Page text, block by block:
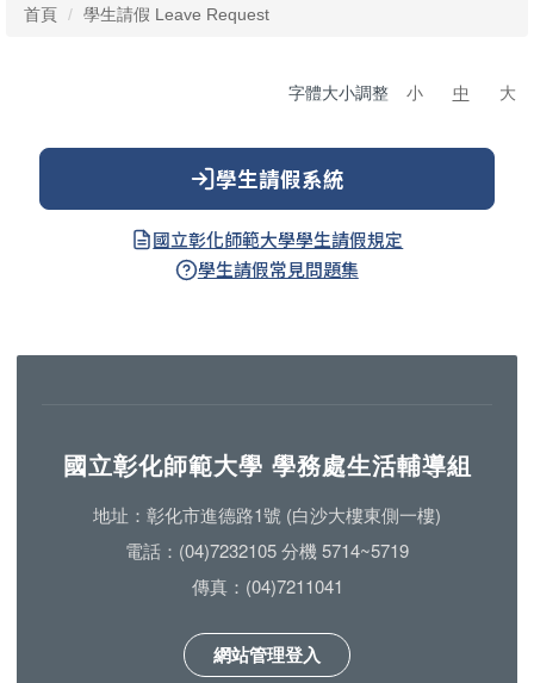
首頁 學生請假 Leave Request
字體大小調整 小 中 大
學生請假系統
國立彰化師範大學學生請假規定
學生請假常見問題集
國立彰化師範大學 學務處生活輔導組
地址：彰化市進德路1號 (白沙大樓東側一樓)
電話：(04)7232105 分機 5714~5719
傳真：(04)7211041
網站管理登入